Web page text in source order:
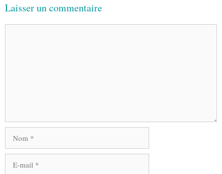
Laisser un commentaire
mail